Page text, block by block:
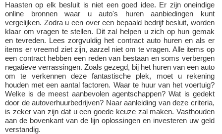
Haasten op elk besluit is niet een goed idee. Er zijn oneindige
online bronnen waar u auto's huren aanbiedingen kunt
vergelijken. Zodra u een over een bepaald bedrijf besluit, worden
klaar om vragen te stellen. Dit zal helpen u zich op hun gemak
en tevreden. Lees zorgvuldig het contract auto huren en als er
items er vreemd ziet zijn, aarzel niet om te vragen. Alle items op
een contract hebben een reden van bestaan en soms verbergen
negatieve verrassingen. Zoals gezegd, bij het huren van een auto
om te verkennen deze fantastische plek, moet u rekening
houden met een aantal factoren. Waar te huur van het voertuig?
Welke is de meest aanbevolen agentschappen? Wat is gedekt
door de autoverhuurbedrijven? Naar aanleiding van deze criteria,
is zeker van zijn dat u een goede keuze zal maken. Vasthouden
aan de bovenkant van de lijn oplossingen en investeren uw geld
verstandig.